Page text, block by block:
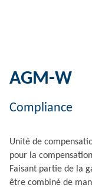
AGM-W
Compliance
Unité de
pour la
Faisant partie de la
être combiné de